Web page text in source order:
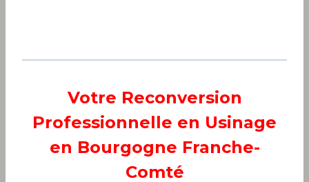
Votre Reconversion
Professionnelle en Usinage
en Bourgogne Franche-
Comté